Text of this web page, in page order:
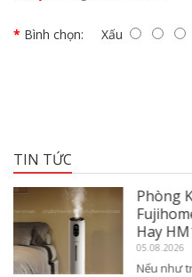
Bình chọn: Xấu
TIN TỨC
Máy
Trong
món